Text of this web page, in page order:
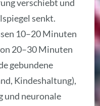
verschiebt und
senkt.
10–20 Minuten
20–30 Minuten
gebundene
Kindeshaltung),
und neuronale